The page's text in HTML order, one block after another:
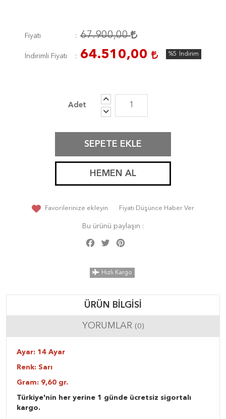
Fiyatı 67.900,00
İndirimli Fiyatı 64.510,00 %5 İndirim
SEPETE EKLE
HEMEN AL
Favorilerinize ekleyin Fiyatı Düşünce Haber Ver
Bu ürünü paylaşın :
Facebook
Twitter
Hızlı Kargo
ÜRÜN BILGISI
YORUMLAR (0)
Ayar: 14 Ayar
Renk: Sarı
Gram: 9,60 gr.
Türkiye'nin her yerine 1 günde ücretsiz sigortalı
kargo.